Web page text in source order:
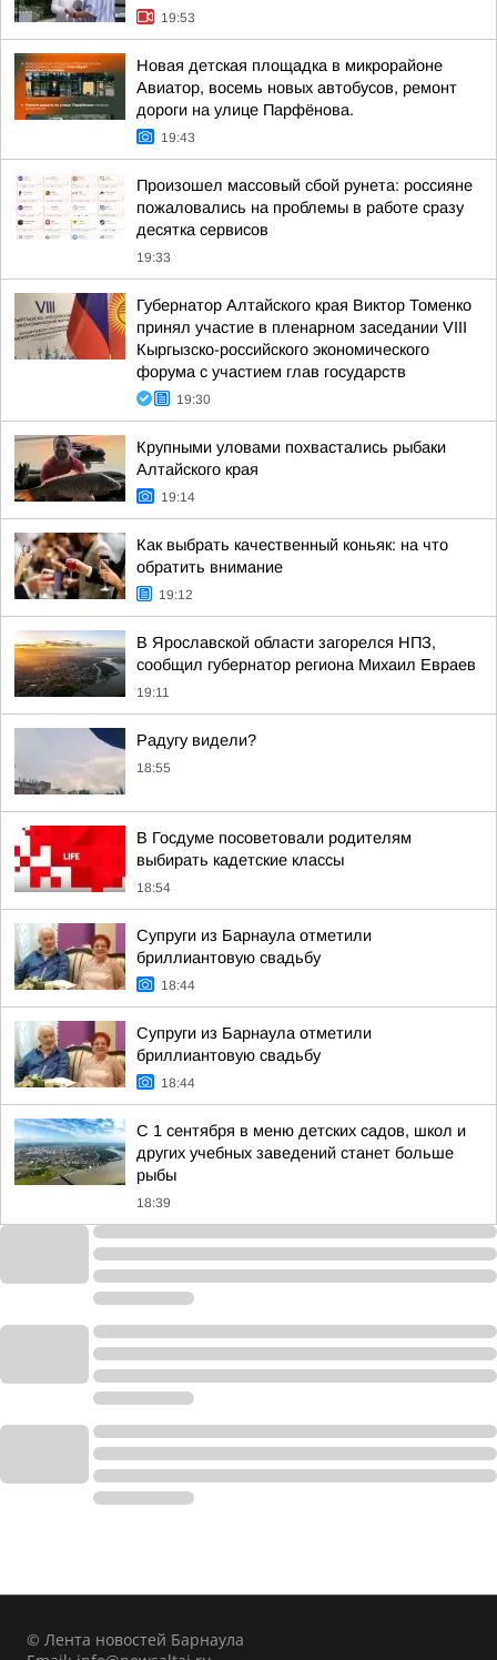
19:53
Новая детская площадка в микрорайоне
Авиатор, восемь новых автобусов, ремонт
дороги на улице Парфёнова.
19:43
Произошел массовый сбой рунета: россияне
пожаловались на проблемы в работе сразу
десятка сервисов
19:33
Губернатор Алтайского края Виктор Томенко
принял участие в пленарном заседании VIII
Кыргызско-российского экономического
форума с участием глав государств
19:30
Крупными уловами похвастались рыбаки
Алтайского края
19:14
Как выбрать качественный коньяк: на что
обратить внимание
19:12
В Ярославской области загорелся НПЗ,
сообщил губернатор региона Михаил Евраев
19:11
Радугу видели?
18:55
В Госдуме посоветовали родителям
выбирать кадетские классы
18:54
Супруги из Барнаула отметили
бриллиантовую свадьбу
18:44
Супруги из Барнаула отметили
бриллиантовую свадьбу
18:44
С 1 сентября в меню детских садов, школ и
других учебных заведений станет больше
рыбы
18:39
© Лента новостей Барнаула